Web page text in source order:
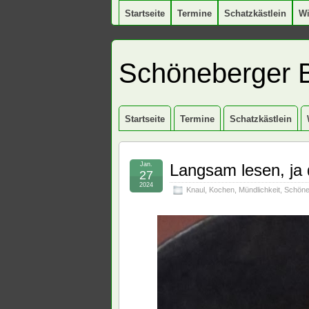
Startseite Termine Schatzkästlein
Schöneberger
Startseite Termine Schatzkästlein
Langsam lesen, ja
Knaul Kochen Mündlichkeit
Jan.
27
2024